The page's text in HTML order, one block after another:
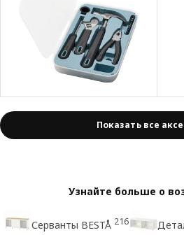
Показать все
Узнайте больше о
Серванты BESTÅ 216